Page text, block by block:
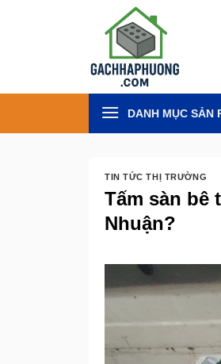
DANH MỤC SẢN
TIN TỨC THỊ TRƯỜNG
Tấm sàn bê
Nhuận?